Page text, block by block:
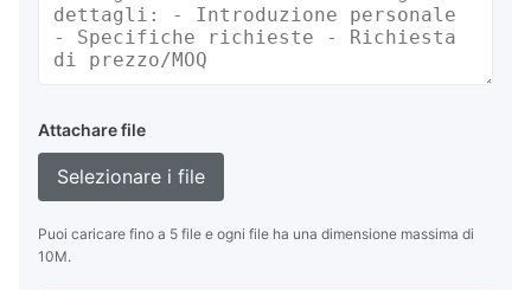
Attachare file
Selezionare i file
Puoi caricare fino a 5 file e ogni file ha una dimensione massima di
10M.